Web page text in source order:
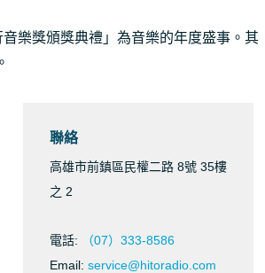
樂獎頒獎典禮」為音樂的年度盛事。其
聯絡
高雄市前鎮區民權二路 8號 35樓
之 2
電話:
（07）333-8586
Email: service@hitoradio.com